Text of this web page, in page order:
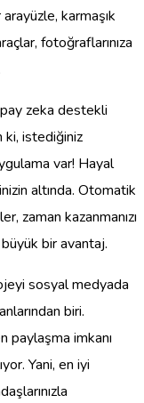
karmaşık
fotoğraflarınıza
zeka destekli
ki, istediğiniz
var! Hayal
altında. Otomatik
zaman kazanmanızı
bir avantaj.
sosyal medyada
biri.
paylaşma imkanı
Yani, en iyi